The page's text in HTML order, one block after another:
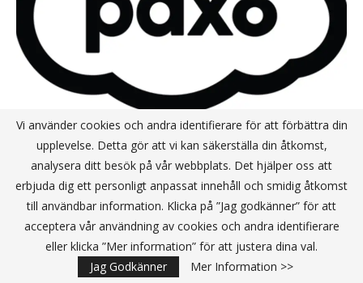
Pax8 utvecklar sin Marketplace och
lanserar ett AI-drivet tillväxtprogram
för MSP:er
Exclusive Networks på Partner Sync i Stockholm
Pax8 och CrowdStrike inleder strategiskt
Vi använder cookies och andra identifierare för att förbättra din
upplevelse. Detta gör att vi kan säkerställa din åtkomst,
analysera ditt besök på vår webbplats. Det hjälper oss att
erbjuda dig ett personligt anpassat innehåll och smidig åtkomst
till användbar information. Klicka på ”Jag godkänner” för att
acceptera vår användning av cookies och andra identifierare
eller klicka ”Mer information” för att justera dina val.
Jag Godkänner
Mer Information >>